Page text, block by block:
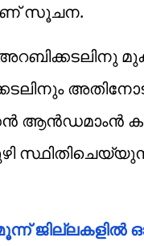
സൂചന.
ആൻഡമാംൻ
മൂന്ന്